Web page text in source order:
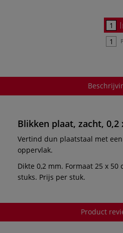
Blikken plaat, zacht, 0,2
Vertind dun plaatstaal met
oppervlak.
Dikte 0,2 mm. Formaat 25 x
stuks. Prijs per stuk.
Product